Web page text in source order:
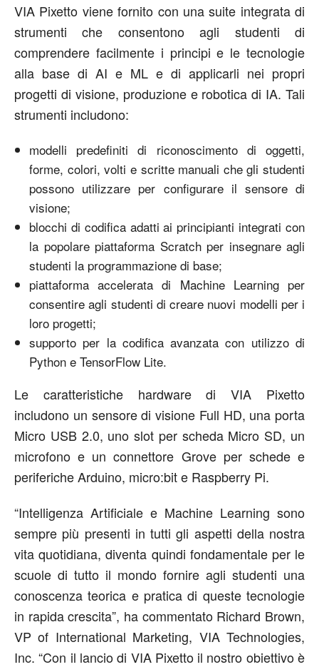
VIA Pixetto viene fornito con una suite integrata di
strumenti che consentono agli studenti di
comprendere facilmente i principi e le tecnologie
alla base di AI e ML e di applicarli nei propri
progetti di visione, produzione e robotica di IA. Tali
strumenti includono:
modelli predefiniti di riconoscimento di oggetti,
forme, colori, volti e scritte manuali che gli studenti
possono utilizzare per configurare il sensore di
visione;
blocchi di codifica adatti ai principianti integrati con
la popolare piattaforma Scratch per insegnare agli
studenti la programmazione di base;
piattaforma accelerata di Machine Learning per
consentire agli studenti di creare nuovi modelli per i
loro progetti;
supporto per la codifica avanzata con utilizzo di
Python e TensorFlow Lite.
Le caratteristiche hardware di VIA Pixetto
includono un sensore di visione Full HD, una porta
Micro USB 2.0, uno slot per scheda Micro SD, un
microfono e un connettore Grove per schede e
periferiche Arduino, micro:bit e Raspberry Pi.
“Intelligenza Artificiale e Machine Learning sono
sempre più presenti in tutti gli aspetti della nostra
vita quotidiana, diventa quindi fondamentale per le
scuole di tutto il mondo fornire agli studenti una
conoscenza teorica e pratica di queste tecnologie
in rapida crescita”, ha commentato Richard Brown,
VP of International Marketing, VIA Technologies,
Inc. “Con il lancio di VIA Pixetto il nostro obiettivo è